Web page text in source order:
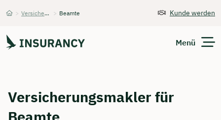
> Versicherungsmakler > Beamte Kunde werden
Menü
Unternehmen
Versicherungsmakler für